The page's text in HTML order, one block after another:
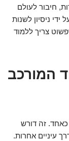
חיבור לעולם
ניסיון לשנות
צריך ללמוד
המורכב
כאחד. זה דורש
עיניים אחרות.